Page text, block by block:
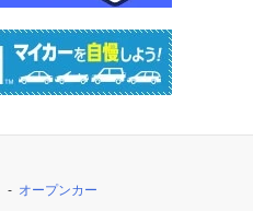
オープンカー